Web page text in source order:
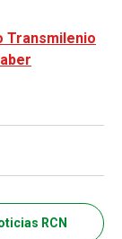
Transmilenio
RCN